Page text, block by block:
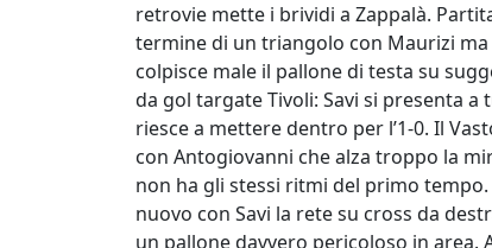
retrovie mette i brividi a Zappalà.
termine di un triangolo con Maurizi ma
colpisce male il pallone di testa su
da gol targate Tivoli: Savi si presenta
riesce a mettere dentro per l’1-0. Il
con Antogiovanni che alza troppo la
non ha gli stessi ritmi del primo tempo.
nuovo con Savi la rete su cross da
un pallone davvero pericoloso in area.